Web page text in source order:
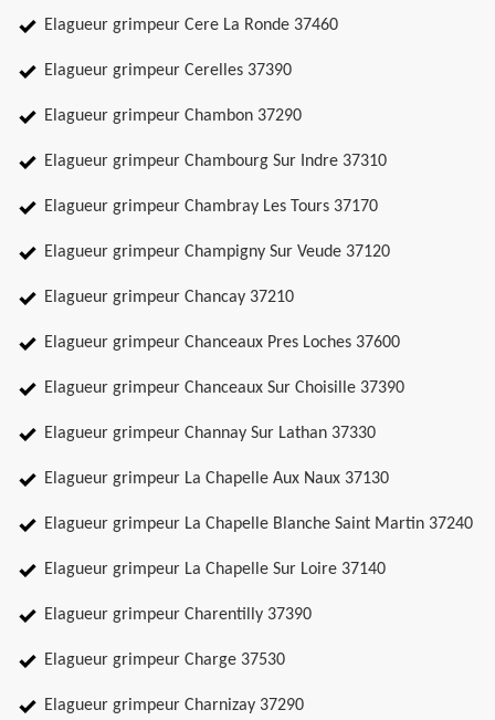
Elagueur grimpeur Cere La Ronde 37460
Elagueur grimpeur Cerelles 37390
Elagueur grimpeur Chambon 37290
Elagueur grimpeur Chambourg Sur Indre 37310
Elagueur grimpeur Chambray Les Tours 37170
Elagueur grimpeur Champigny Sur Veude 37120
Elagueur grimpeur Chancay 37210
Elagueur grimpeur Chanceaux Pres Loches 37600
Elagueur grimpeur Chanceaux Sur Choisille 37390
Elagueur grimpeur Channay Sur Lathan 37330
Elagueur grimpeur La Chapelle Aux Naux 37130
Elagueur grimpeur La Chapelle Blanche Saint Martin 37240
Elagueur grimpeur La Chapelle Sur Loire 37140
Elagueur grimpeur Charentilly 37390
Elagueur grimpeur Charge 37530
Elagueur grimpeur Charnizay 37290